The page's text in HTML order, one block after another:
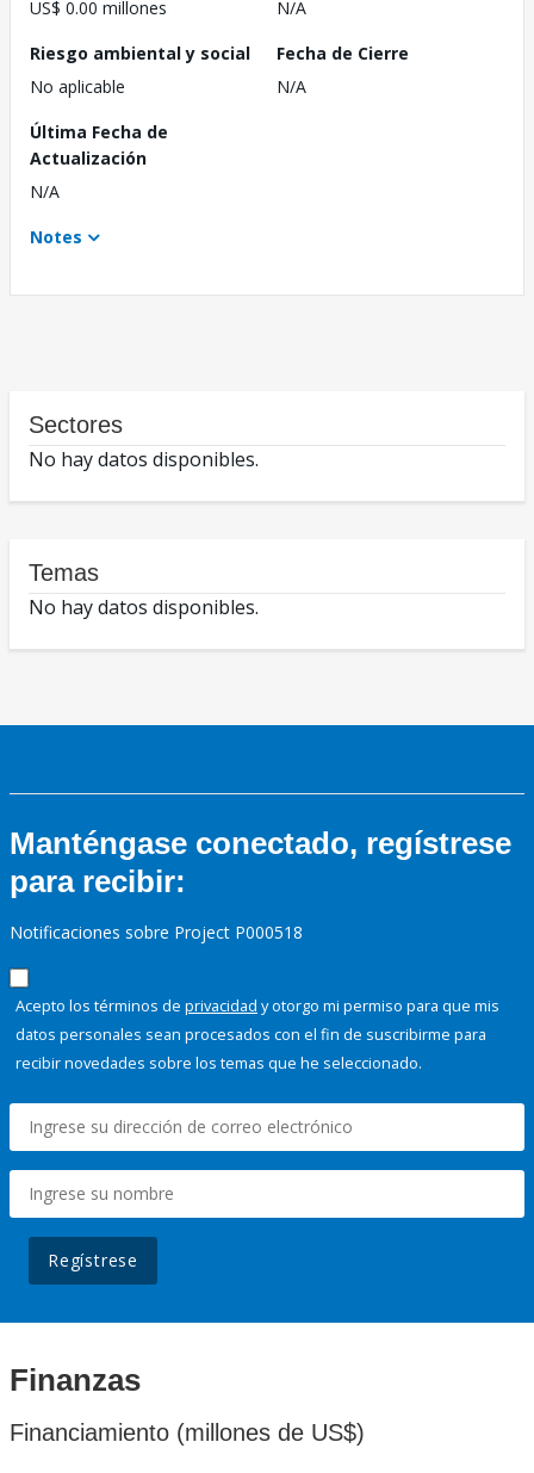
US$ 0.00 millones
N/A
Riesgo ambiental y social
No aplicable
Fecha de Cierre
N/A
Última Fecha de
Actualización
N/A
Notes
Sectores
No hay datos disponibles.
Temas
No hay datos disponibles.
Manténgase conectado, regístrese
para recibir:
Notificaciones sobre Project P000518
Acepto los términos de privacidad y otorgo mi permiso para que mis
datos personales sean procesados con el fin de suscribirme para
recibir novedades sobre los temas que he seleccionado.
Regístrese
Finanzas
Financiamiento (millones de US$)